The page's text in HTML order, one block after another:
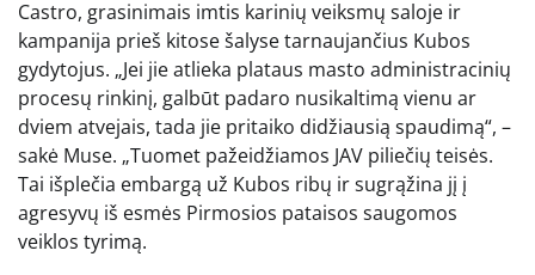
Castro, grasinimais imtis karinių veiksmų saloje ir
kampanija prieš kitose šalyse tarnaujančius Kubos
gydytojus. „Jei jie atlieka plataus masto administracinių
procesų rinkinį, galbūt padaro nusikaltimą vienu ar
dviem atvejais, tada jie pritaiko didžiausią spaudimą“, –
sakė Muse. „Tuomet pažeidžiamos JAV piliečių teisės.
Tai išplečia embargą už Kubos ribų ir sugrąžina jį į
agresyvų iš esmės Pirmosios pataisos saugomos
veiklos tyrimą.